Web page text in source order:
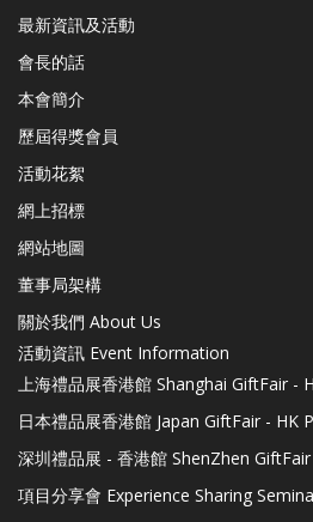
最新資訊及活動
會長的話
本會簡介
歷屆得獎會員
活動花絮
網上招標
網站地圖
董事局架構
關於我們 About Us
活動資訊 Event Information
上海禮品展香港館 Shanghai GiftFair -
日本禮品展香港館 Japan GiftFair - HK
深圳禮品展 - 香港館 ShenZhen
項目分享會 Experience Sharing